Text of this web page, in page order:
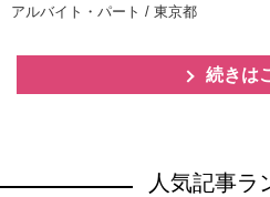
アルバイト・パート / 東京都
続きは
人気記事ラ